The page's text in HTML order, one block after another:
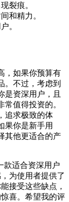
裂痕。
和精力。
。
，如果你预算有
。不过，考虑到
是资深用户，且
值得投资的。
追求极致的体
果你是新手用
其他更适合的产
款适合资深用户
为使用者提供了
接受这些缺点，
喜。希望我的评